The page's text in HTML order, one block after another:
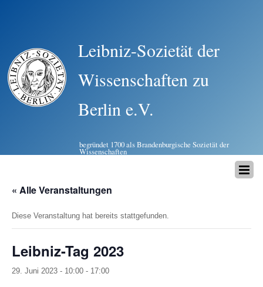
Leibniz-Sozietät der
Wissenschaften zu
Berlin e.V.
begründet 1700 als Brandenburgische Sozietät der
Wissenschaften
« Alle Veranstaltungen
Diese Veranstaltung hat bereits stattgefunden.
Leibniz-Tag 2023
29. Juni 2023 - 10:00 - 17:00